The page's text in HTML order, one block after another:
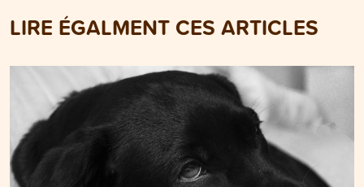
LIRE ÉGALMENT CES ARTICLES